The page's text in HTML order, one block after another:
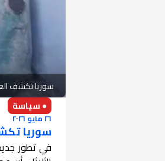
سوريا تكشف
● سياسة
٢٦ مايو ٢٠٢٦
سوريا
في تطور